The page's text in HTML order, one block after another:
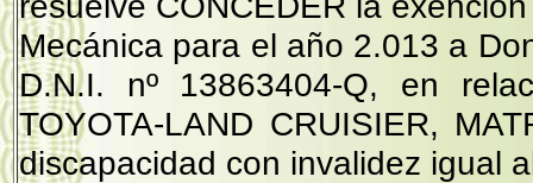
Mecánica para el año 2.013 a
D.N.I. nº 13863404-Q, en
TOYOTA-LAND CRUISIER,
discapacidad con invalidez igual